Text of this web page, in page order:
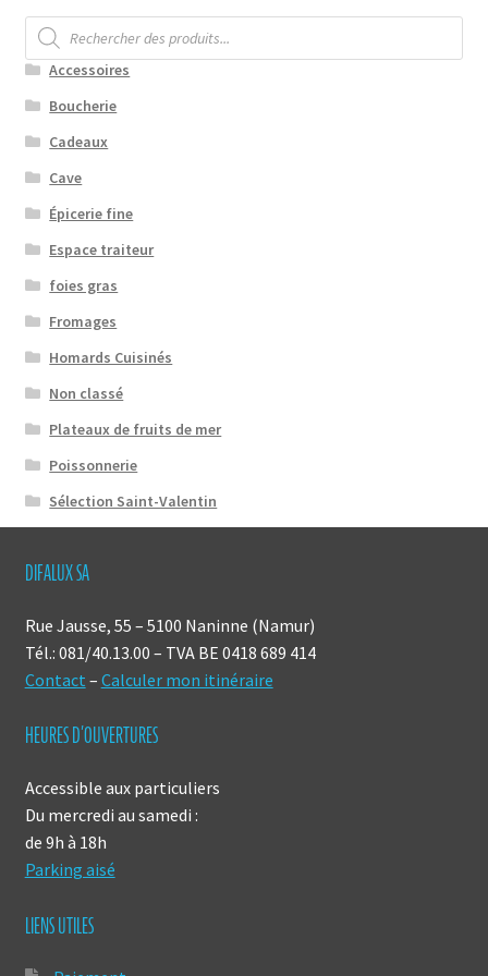
Recherche
de
produits
Accessoires
Boucherie
Cadeaux
Cave
Épicerie fine
Espace traiteur
foies gras
Fromages
Homards Cuisinés
Non classé
Plateaux de fruits de mer
Poissonnerie
Sélection Saint-Valentin
DIFALUX SA
Rue Jausse, 55 – 5100 Naninne (Namur)
Tél.: 081/40.13.00 – TVA BE 0418 689 414
Contact – Calculer mon itinéraire
HEURES D’OUVERTURES
Accessible aux particuliers
Du mercredi au samedi :
de 9h à 18h
Parking aisé
LIENS UTILES